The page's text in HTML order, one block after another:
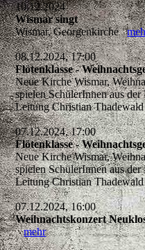
10.12.2024
Wismar singt
Wismar, Georgenkirche
08.12.2024, 17:00
Flötenklasse -
Neue Kirche Wismar,
spielen SchülerInnen aus
Leitung Christian
07.12.2024, 17:00
Flötenklasse -
Neue Kirche Wismar,
spielen SchülerInnen aus
Leitung Christian
07.12.2024, 16:00
Weihnachtskonzert
mehr